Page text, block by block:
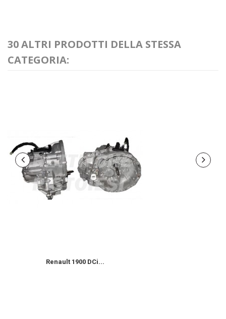
30 ALTRI PRODOTTI DELLA STESSA
CATEGORIA:
Renault 1900 DCi...